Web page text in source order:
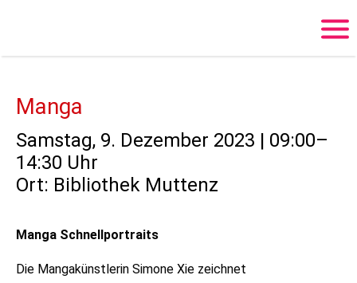
Passwort
Anmelden
Register|Lost your password?
Manga
Samstag, 9. Dezember 2023 | 09:00–
14:30 Uhr
Ort: Bibliothek Muttenz
Manga Schnellportraits
Die Mangakünstlerin Simone Xie zeichnet